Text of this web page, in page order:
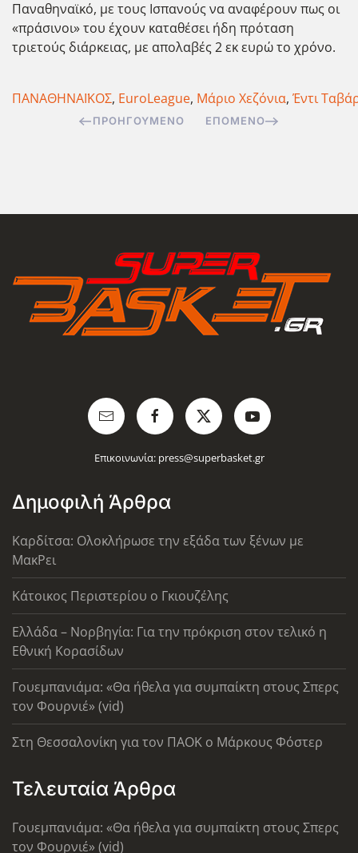
Παναθηναϊκό, με τους Ισπανούς να αναφέρουν πως οι
«πράσινοι» του έχουν καταθέσει ήδη πρόταση
τριετούς διάρκειας, με απολαβές 2 εκ ευρώ το χρόνο.
ΠΑΝΑΘΗΝΑΪΚΟΣ, EuroLeague, Μάριο Χεζόνια, Έντι
ΠΡΟΗΓΟΎΜΕΝΟ ΕΠΌΜΕΝΟ
Επικοινωνία: press@superbasket.gr
Δημοφιλή Άρθρα
Καρδίτσα: Ολοκλήρωσε την εξάδα των ξένων με
ΜακΡει
Κάτοικος Περιστερίου ο Γκιουζέλης
Ελλάδα – Νορβηγία: Για την πρόκριση στον τελικό η
Εθνική Κορασίδων
Γουεμπανιάμα: «Θα ήθελα για συμπαίκτη στους Σπερς
τον Φουρνιέ» (vid)
Στη Θεσσαλονίκη για τον ΠΑΟΚ ο Μάρκους Φόστερ
Τελευταία Άρθρα
Γουεμπανιάμα: «Θα ήθελα για συμπαίκτη στους Σπερς
τον Φουρνιέ» (vid)